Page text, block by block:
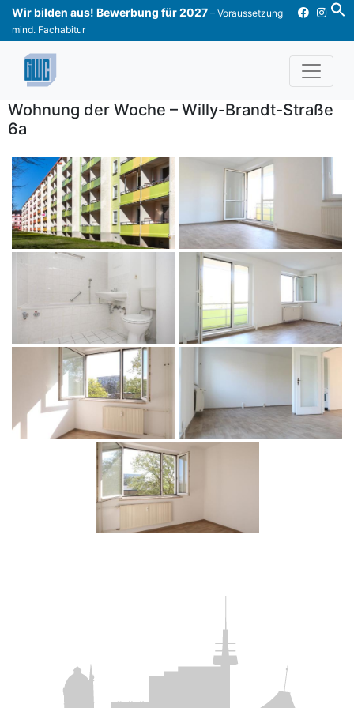
Skip
content
Wir bilden aus! Bewerbung für 2027 – Voraussetzung
mind. Fachabitur
Wohnung der Woche – Willy-Brandt-Straße
6a